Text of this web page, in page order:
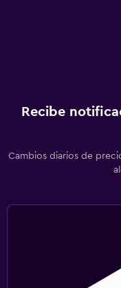
Recibe
Cambios diarios de